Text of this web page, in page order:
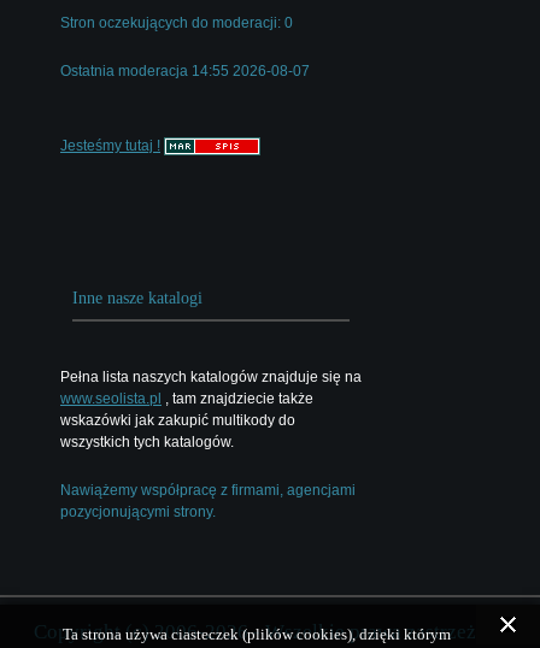
Stron oczekujących do moderacji: 0
Ostatnia moderacja 14:55 2026-08-07
Jesteśmy tutaj !
Inne nasze katalogi
Pełna lista naszych katalogów znajduje się na
www.seolista.pl , tam znajdziecie także
wskazówki jak zakupić multikody do
wszystkich tych katalogów.
Nawiążemy współpracę z firmami, agencjami
pozycjonującymi strony.
Copyright (c) 2006-2026 - Wszelkie prawa zastrzeżone
Ta strona używa ciasteczek (plików cookies), dzięki którym